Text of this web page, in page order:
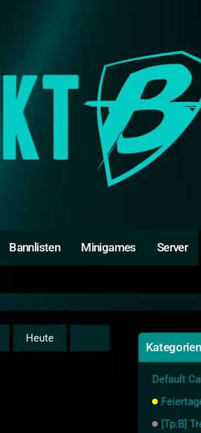
Bannlisten Minigames Server
Heute
Kategorien
Default
[Tp:B]